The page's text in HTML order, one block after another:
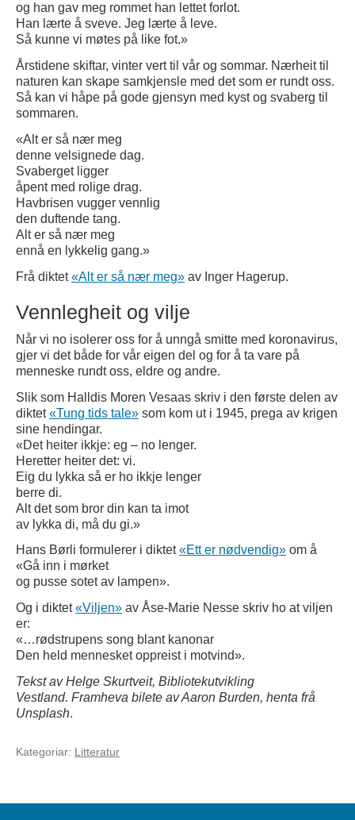
og han gav meg rommet han lettet forlot.
Han lærte å sveve. Jeg lærte å leve.
Så kunne vi møtes på like fot.»
Årstidene skiftar, vinter vert til vår og sommar. Nærheit til
naturen kan skape samkjensle med det som er rundt oss.
Så kan vi håpe på gode gjensyn med kyst og svaberg til
sommaren.
«Alt er så nær meg
denne velsignede dag.
Svaberget ligger
åpent med rolige drag.
Havbrisen vugger vennlig
den duftende tang.
Alt er så nær meg
ennå en lykkelig gang.»
Frå diktet«Alt er så nær meg» av Inger Hagerup.
Vennlegheit og vilje
Når vi no isolerer oss for å unngå smitte med koronavirus,
gjer vi det både for vår eigen del og for å ta vare på
menneske rundt oss, eldre og andre.
Slik som Halldis Moren Vesaas skriv i den første delen av
diktet«Tung tids tale» som kom ut i 1945, prega av krigen
sine hendingar.
«Det heiter ikkje: eg – no lenger.
Heretter heiter det: vi.
Eig du lykka så er ho ikkje lenger
berre di.
Alt det som bror din kan ta imot
av lykka di, må du gi.»
Hans Børli formulerer i diktet«Ett er nødvendig» om å
«Gå inn i mørket
og pusse sotet av lampen».
Og i diktet«Viljen» av Åse-Marie Nesse skriv ho at viljen
er:
«…rødstrupens song blant kanonar
Den held mennesket oppreist i motvind».
Tekst av Helge Skurtveit, Bibliotekutvikling
Vestland. Framheva bilete av Aaron Burden, henta frå
Unsplash.
Kategoriar: Litteratur